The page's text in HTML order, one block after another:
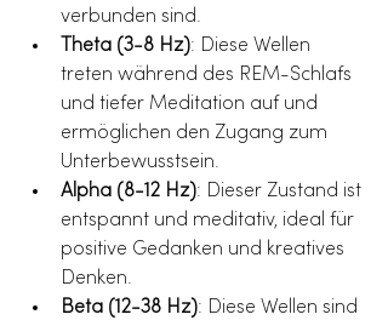
verbunden sind.
Theta (3-8 Hz): Diese Wellen
treten während des REM-Schlafs
und tiefer Meditation auf und
ermöglichen den Zugang zum
Unterbewusstsein.
Alpha (8-12 Hz): Dieser Zustand ist
entspannt und meditativ, ideal für
positive Gedanken und kreatives
Denken.
Beta (12-38 Hz): Diese Wellen sind